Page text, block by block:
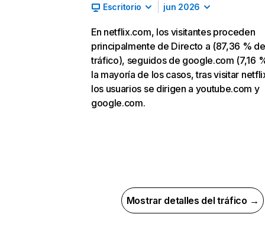
Escritorio jun 2026
En netflix.com, los visitantes proceden
principalmente de Directo a (87,36 % de
tráfico), seguidos de google.com (7,16
la mayoría de los casos, tras visitar
los usuarios se dirigen a youtube.com y
google.com.
Mostrar detalles del tráfico →